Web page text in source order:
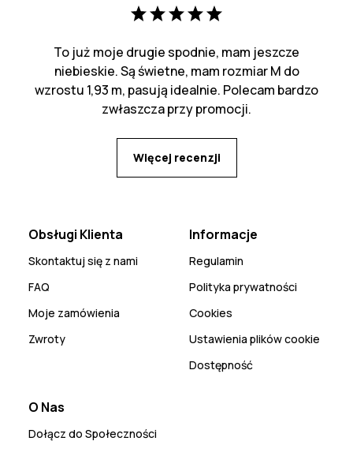
To już moje drugie spodnie, mam jeszcze
niebieskie. Są świetne, mam rozmiar M do
wzrostu 1,93 m, pasują idealnie. Polecam bardzo
zwłaszcza przy promocji.
Więcej recenzji
Obsługi Klienta
Skontaktuj się z nami
FAQ
Moje zamówienia
Zwroty
Informacje
Regulamin
Polityka prywatności
Cookies
Ustawienia plików cookie
Dostępność
O Nas
Dołącz do Społeczności